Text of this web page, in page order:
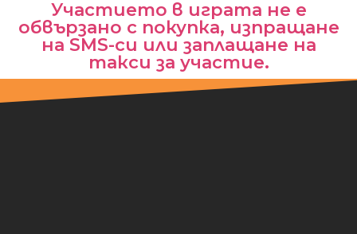
Участието в играта не е
обвързано с покупка, изпращане
на SMS-си или заплащане на
такси за участие.